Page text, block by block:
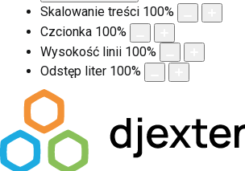
Skalowanie treści 100%
Czcionka 100%
Wysokość linii 100%
Odstęp liter 100%